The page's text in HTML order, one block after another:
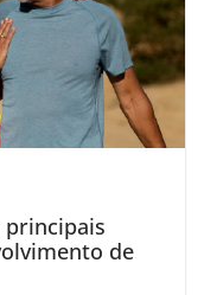
principais
de